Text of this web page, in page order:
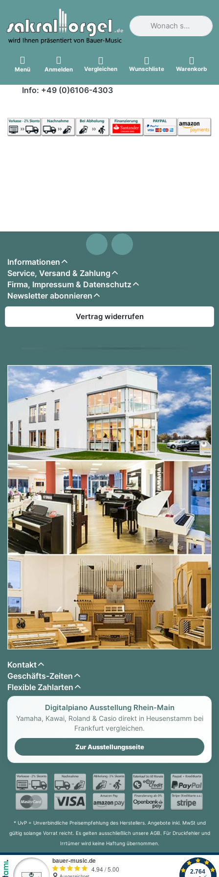
Geben Sie einen
Menü Anmelden Vergleichen Wunschliste Warenkorb
Info: +49 (0)6106-4303
Informationen
Service, Versand & Zahlung
Firma, Impressum & Datenschutz
Newsletter abonnieren
Vertrag widerrufen
Kontakt
Geschäfts-Zeiten
Flexible Zahlarten
Digitalpiano Ausstellung Rhein-Main
Yamaha, Kawai, Roland & Casio direkt in Heusenstamm bei
Frankfurt vergleichen.
Zur Ausstellungsseite
* UvP = Unverbindliche Preisempfehlung des Herstellers. Angebote inkl. MwSt und
gültig solange Vorrat reicht. Es gelten ausschließlich unsere AGB. Für Druckfehler und
Irrtümer wird keine Haftung übernommen.